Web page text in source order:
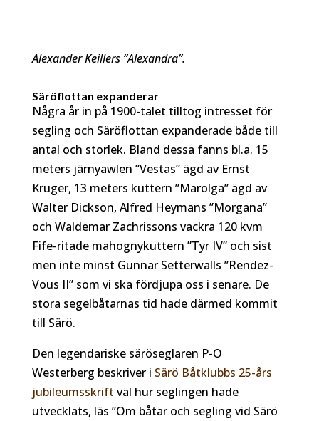
Alexander Keillers ”Alexandra”.
Säröflottan expanderar
Några år in på 1900-talet tilltog intresset för
segling och Säröflottan expanderade både till
antal och storlek. Bland dessa fanns bl.a. 15
meters järnyawlen ”Vestas” ägd av Ernst
Kruger, 13 meters kuttern ”Marolga” ägd av
Walter Dickson, Alfred Heymans ”Morgana”
och Waldemar Zachrissons vackra 120 kvm
Fife-ritade mahognykuttern ”Tyr IV” och sist
men inte minst Gunnar Setterwalls ”Rendez-
Vous II” som vi ska fördjupa oss i senare. De
stora segelbåtarnas tid hade därmed kommit
till Särö.
Den legendariske säröseglaren P-O
Westerberg beskriver i Särö Båtklubbs 25-års
jubileumsskrift väl hur seglingen hade
utvecklats, läs ”Om båtar och segling vid Särö